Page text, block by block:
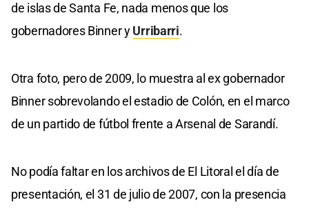
de islas de Santa Fe, nada menos que los
gobernadores Binner yUrribarri.
Otra foto, pero de 2009, lo muestra al ex gobernador
Binner sobrevolando el estadio de Colón, en el marco
de un partido de fútbol frente a Arsenal de Sarandí.
No podía faltar en los archivos de El Litoral el día de
presentación, el 31 de julio de 2007, con la presencia